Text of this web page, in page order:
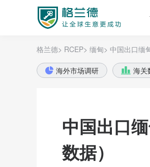
格兰德外贸获客平台
格兰德> RCEP> 缅甸> 中国出口缅
 海外市场调研  海关
中国出口
数据）